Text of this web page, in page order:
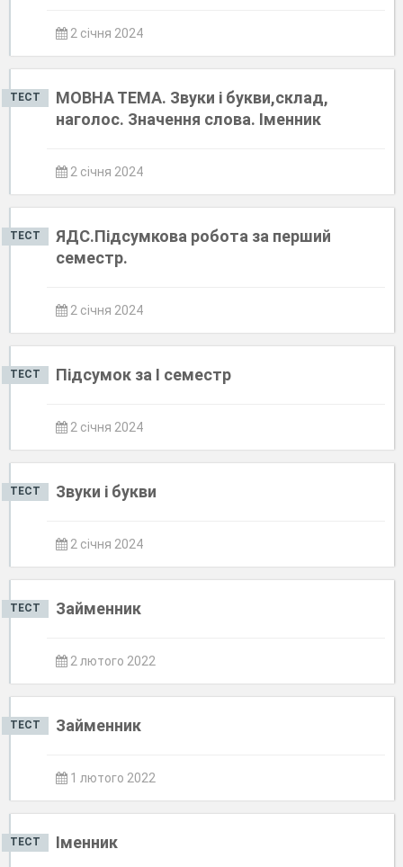
2 січня 2024
ТЕСТ
МОВНА ТЕМА. Звуки і букви,склад,
наголос. Значення слова. Іменник
2 січня 2024
ТЕСТ
ЯДС.Підсумкова робота за перший
семестр.
2 січня 2024
ТЕСТ Підсумок за І семестр
2 січня 2024
ТЕСТ Звуки і букви
2 січня 2024
ТЕСТ Займенник
2 лютого 2022
ТЕСТ Займенник
1 лютого 2022
ТЕСТ Іменник